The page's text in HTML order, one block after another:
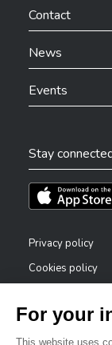
Contact
News
Events
Stay
Téléchargez
Privacy policy
Cookies policy
Accessibility